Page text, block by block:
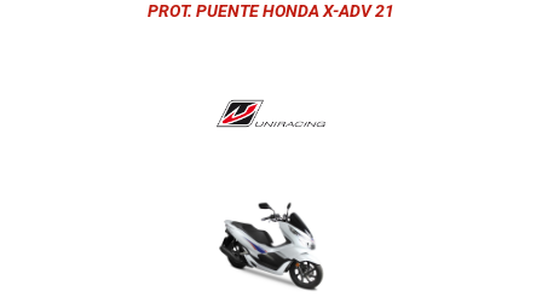
PROT. PUENTE HONDA X-ADV 21